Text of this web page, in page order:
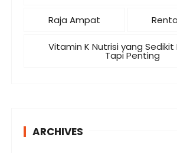
Raja Ampat
Vitamin K Nutrisi yang Sedikit
Tapi Penting
ARCHIVES